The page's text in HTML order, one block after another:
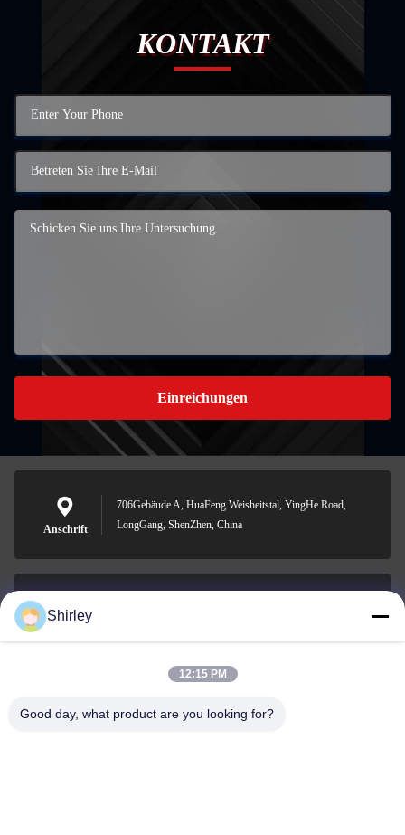
KONTAKT
Einreichungen
Anschrift
706Gebäude A, HuaFeng Weisheitstal, YingHe Road,
LongGang, ShenZhen, China
E-Mail-Adresse
0086-18148506772
Shirley
12:15 PM
Good day, what product are you looking for?